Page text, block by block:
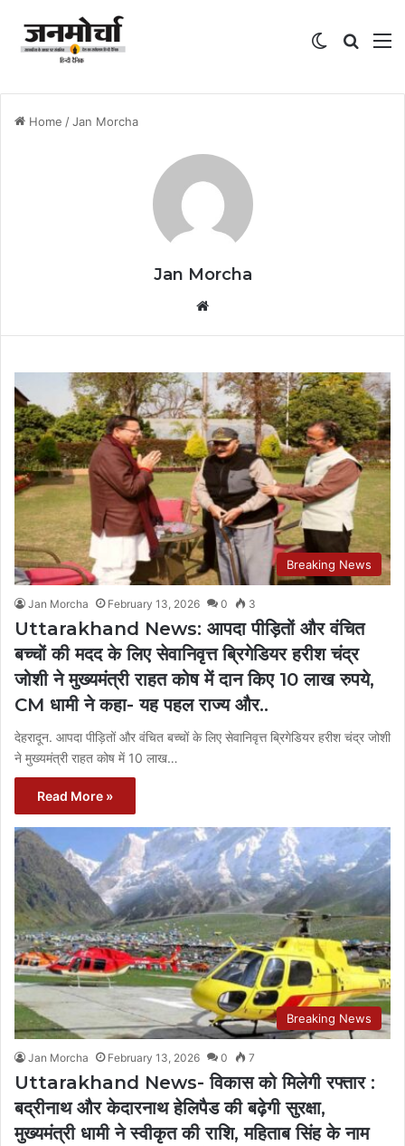
Switch skin
Home /Jan Morcha
Jan Morcha
Breaking News
Jan Morcha February 13, 2026 0 3
Uttarakhand News: आपदा पीड़ितों और वंचित
बच्चों की मदद के लिए सेवानिवृत्त ब्रिगेडियर हरीश चंद्र
जोशी ने मुख्यमंत्री राहत कोष में दान किए 10 लाख रुपये,
CM धामी ने कहा- यह पहल राज्य और..
देहरादून. आपदा पीड़ितों और वंचित बच्चों के लिए सेवानिवृत्त ब्रिगेडियर हरीश चंद्र जोशी
ने मुख्यमंत्री राहत कोष में 10 लाख…
Read More »
Breaking News
Jan Morcha February 13, 2026 0 7
Uttarakhand News- विकास को मिलेगी रफ्तार :
बद्रीनाथ और केदारनाथ हेलिपैड की बढ़ेगी सुरक्षा,
मुख्यमंत्री धामी ने स्वीकृत की राशि, महिताब सिंह के नाम